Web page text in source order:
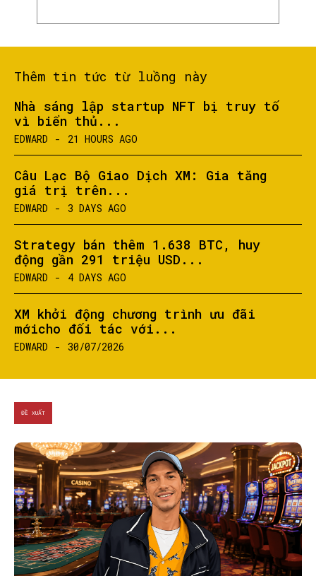
Thêm tin tức từ luồng này
Nhà sáng lập startup NFT bị truy tố
vì biển thủ...
EDWARD - 21 HOURS AGO
Câu Lạc Bộ Giao Dịch XM: Gia tăng
giá trị trên...
EDWARD - 3 DAYS AGO
Strategy bán thêm 1.638 BTC, huy
động gần 291 triệu USD...
EDWARD - 4 DAYS AGO
XM khởi động chương trình ưu đãi
mớicho đối tác với...
EDWARD - 30/07/2026
ĐỀ XUẤT